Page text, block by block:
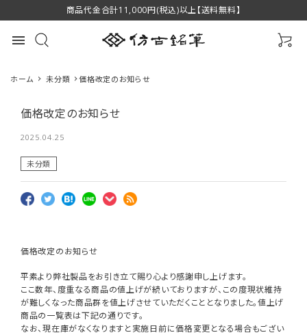
商品代金合計11,000円(税込)以上【送料無料】
menu
最近チェックした商品
ズ 熊野筆 化粧筆
HOUKODOU
1,650円(税込)
favorite
級書筆 羊毛 筆匠
16,500円(税込)
favorite
HOUKODOU
favorite
商品一覧
ホーム 未分類 価格改定のお知らせ
価格改定のお知らせ
2025.04.25
未分類
価格改定のお知らせ
平素より弊社製品をお引き立て賜り心より感謝申し上げます。
ここ数年、度重なる商品の値上げが続いておりますが、この度現状維持
が難しくなった商品群を値上げさせていただくこととなりました。値上げ
商品の一覧表は下記の通りです。
なお、現在庫がなくなりますと実施日前に価格変更となる場合もござい